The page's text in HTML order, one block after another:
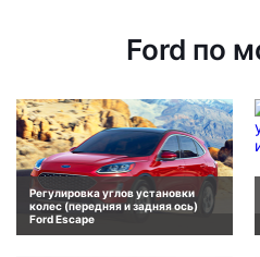
Ford по
Регулировка углов установки
колес (передняя и задняя ось)
Ford Escape